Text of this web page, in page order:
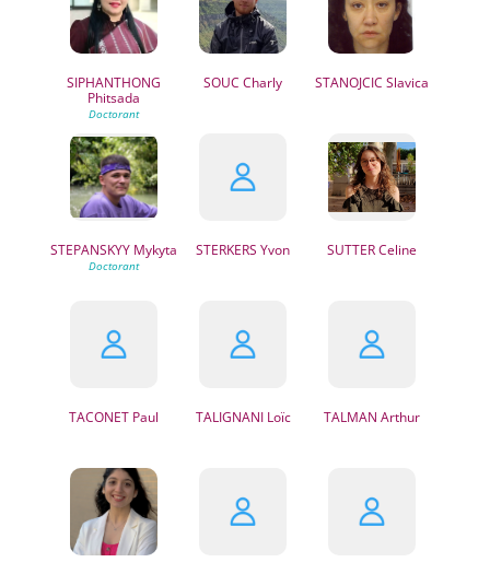
SIPHANTHONG
Phitsada
SOUC Charly STANOJCIC Slavica
STEPANSKYYMykyta STERKERS Yvon SUTTERCeline
TACONETPaul TALIGNANILoïc TALMAN Arthur